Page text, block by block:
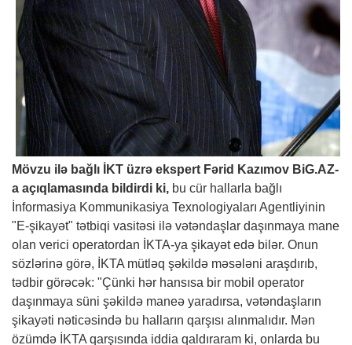
Mövzu ilə bağlı İKT üzrə ekspert Fərid Kazımov BiG.AZ-
a açıqlamasında bildirdi ki, bu cür hallarla bağlı
İnformasiya Kommunikasiya Texnologiyaları Agentliyinin
"E-şikayət" tətbiqi vasitəsi ilə vətəndaşlar daşınmaya mane
olan verici operatordan İKTA-ya şikayət edə bilər. Onun
sözlərinə görə, İKTA mütləq şəkildə məsələni araşdırıb,
tədbir görəcək: "Çünki hər hansısa bir mobil operator
daşınmaya süni şəkildə maneə yaradırsa, vətəndaşların
şikayəti nəticəsində bu halların qarşısı alınmalıdır. Mən
özümdə İKTA qarşısında iddia qaldıraram ki, onlarda bu